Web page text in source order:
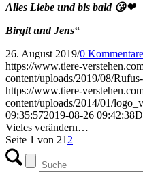
Alles Liebe und bis bald 😘❤
Birgit und Jens“
26. August 2019/0 Kommentare
https://www.tiere-
content/uploads/2019/08/
https://www.tiere-
content/uploads/2014/01/
09:35:572019-08-26 09:42:38
Vieles verändern…
Seite 1 von 21 2